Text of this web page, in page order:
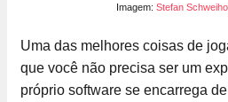
Imagem: Stefan
Uma das melhores coisas de
que você não precisa ser um
próprio software se encarrega